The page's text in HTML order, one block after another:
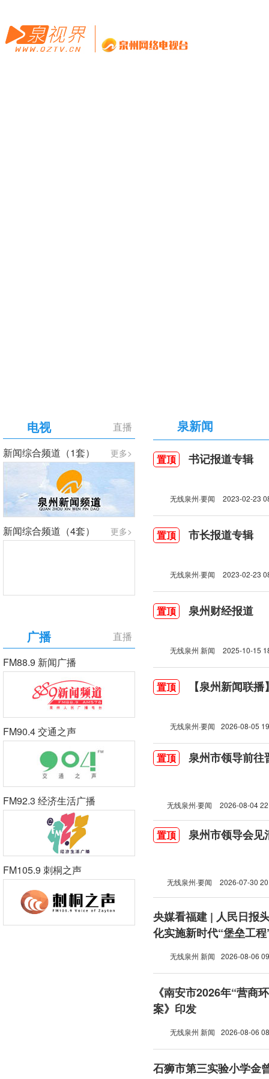
直播
电视
更多>
新闻综合频道（1套）
更多>
新闻综合频道（4套）
直播
广播
FM88.9 新闻广播
FM90.4 交通之声
FM92.3 经济生活广播
FM105.9 刺桐之声
泉新闻
置顶 书记报道专辑
无线泉州·要闻 2023-02-23
置顶 市长报道专辑
无线泉州·要闻 2023-02-23
置顶 泉州财经报道
无线泉州 新闻 2025-10-15
置顶 【泉州新闻联
无线泉州·要闻 2026-08-05
置顶 泉州市领导前往
无线泉州·要闻 2026-08-04
置顶 泉州市领导会见
无线泉州·要闻 2026-07-30
央媒看福建 | 人民日报
化实施新时代“堡垒工程
无线泉州 新闻 2026-08-06
《南安市2026年“营商
案》印发
无线泉州 新闻 2026-08-06
石狮市第三实验小学金